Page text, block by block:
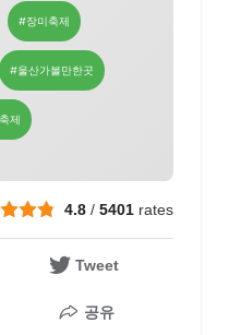
#장미축제
#울산가볼만한곳
제
4.8 /5401 rates
Tweet
공유